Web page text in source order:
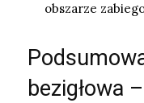
obszarze
bezigłowa